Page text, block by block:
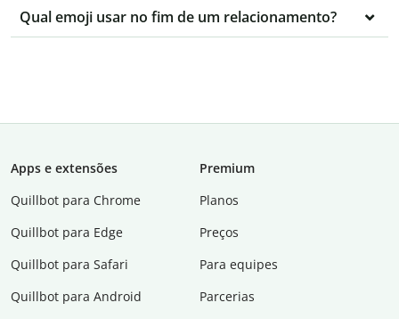
Qual emoji usar no fim de um relacionamento?
Apps e extensões
Quillbot para Chrome
Quillbot para Edge
Quillbot para Safari
Quillbot para Android
Premium
Planos
Preços
Para equipes
Parcerias